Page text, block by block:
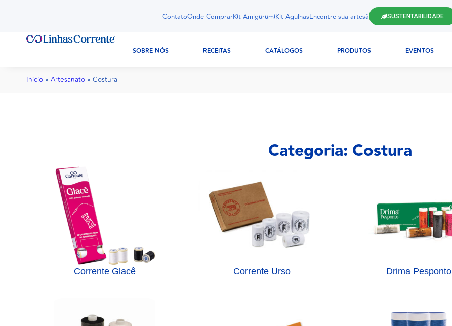
ContatoOnde ComprarKit AmigurumiKit AgulhasEncontre sua artesã SUSTENTABILIDADE
SOBRE NÓS RECEITAS CATÁLOGOS PRODUTOS EVENTOS
Início » Artesanato » Costura
Categoria: Costura
Corrente Glacê Corrente Urso Drima Pesponto